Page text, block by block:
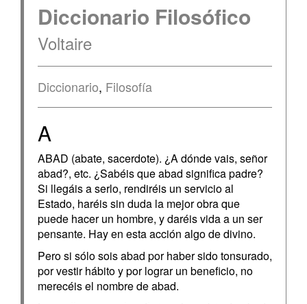
Diccionario Filosófico
Voltaire
Diccionario, Filosofía
A
ABAD (abate, sacerdote). ¿A dónde vais, señor
abad?, etc. ¿Sabéis que abad significa padre?
Si llegáis a serlo, rendiréis un servicio al
Estado, haréis sin duda la mejor obra que
puede hacer un hombre, y daréis vida a un ser
pensante. Hay en esta acción algo de divino.
Pero si sólo sois abad por haber sido tonsurado,
por vestir hábito y por lograr un beneficio, no
merecéis el nombre de abad.